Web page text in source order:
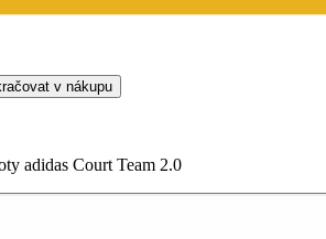
v nákupu
adidas Court Team 2.0